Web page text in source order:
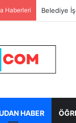
Haberleri Belediye
HABER